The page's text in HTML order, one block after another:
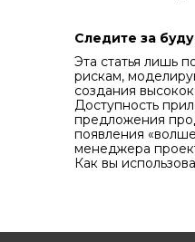
Следите за
Эта статья лишь
рискам,
создания
Доступность
предложения
появления
менеджера
Как вы